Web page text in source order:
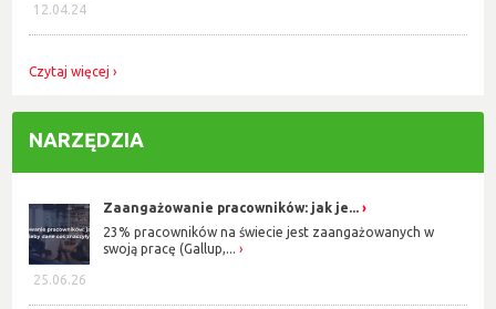
12.04.24
Czytaj więcej
NARZĘDZIA
25.06.26
Zaangażowanie pracowników: jak je...
23% pracowników na świecie jest zaangażowanych w
swoją pracę (Gallup,...